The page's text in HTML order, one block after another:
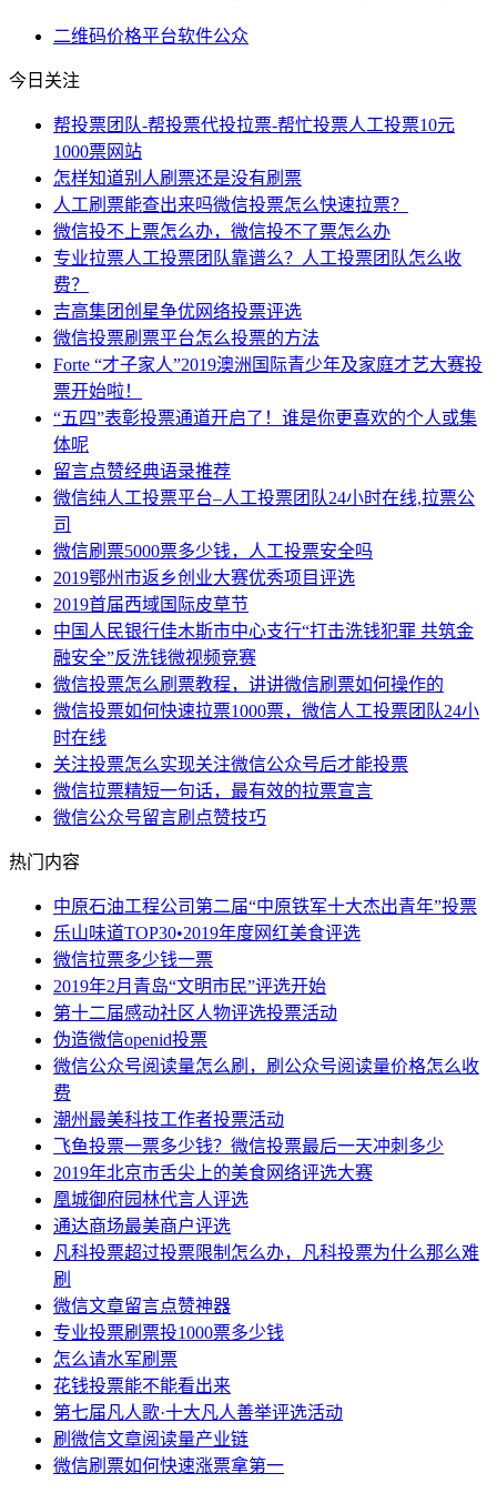
二维码价格平台软件公众
今日关注
帮投票团队-帮投票代投拉票-帮忙投票人工投票10元
1000票网站
怎样知道别人刷票还是没有刷票
人工刷票能查出来吗微信投票怎么快速拉票？
微信投不上票怎么办，微信投不了票怎么办
专业拉票人工投票团队靠谱么？人工投票团队怎么收
费？
吉高集团创星争优网络投票评选
微信投票刷票平台怎么投票的方法
Forte “才子家人”2019澳洲国际青少年及家庭才艺大赛投
票开始啦！
“五四”表彰投票通道开启了！谁是你更喜欢的个人或集
体呢
留言点赞经典语录推荐
微信纯人工投票平台–人工投票团队24小时在线,拉票公
司
微信刷票5000票多少钱，人工投票安全吗
2019鄂州市返乡创业大赛优秀项目评选
2019首届西域国际皮草节
中国人民银行佳木斯市中心支行“打击洗钱犯罪 共筑金
融安全”反洗钱微视频竞赛
微信投票怎么刷票教程，讲讲微信刷票如何操作的
微信投票如何快速拉票1000票，微信人工投票团队24小
时在线
关注投票怎么实现关注微信公众号后才能投票
微信拉票精短一句话，最有效的拉票宣言
微信公众号留言刷点赞技巧
热门内容
中原石油工程公司第二届“中原铁军十大杰出青年”投票
乐山味道TOP30•2019年度网红美食评选
微信拉票多少钱一票
2019年2月青岛“文明市民”评选开始
第十二届感动社区人物评选投票活动
伪造微信openid投票
微信公众号阅读量怎么刷，刷公众号阅读量价格怎么收
费
潮州最美科技工作者投票活动
飞鱼投票一票多少钱？微信投票最后一天冲刺多少
2019年北京市舌尖上的美食网络评选大赛
凰城御府园林代言人评选
通达商场最美商户评选
凡科投票超过投票限制怎么办，凡科投票为什么那么难
刷
微信文章留言点赞神器
专业投票刷票投1000票多少钱
怎么请水军刷票
花钱投票能不能看出来
第七届凡人歌·十大凡人善举评选活动
刷微信文章阅读量产业链
微信刷票如何快速涨票拿第一